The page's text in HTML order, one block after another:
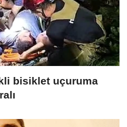
bisiklet uçuruma